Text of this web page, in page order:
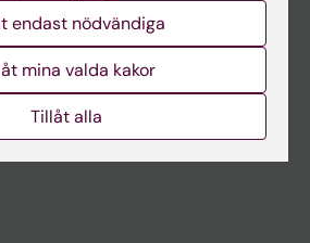
endast nödvändiga
mina valda kakor
Tillåt alla